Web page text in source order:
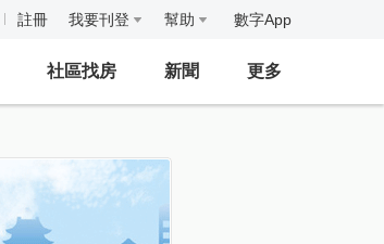
註冊 我要刊登 幫助 數字App
社區找房 新聞 更多